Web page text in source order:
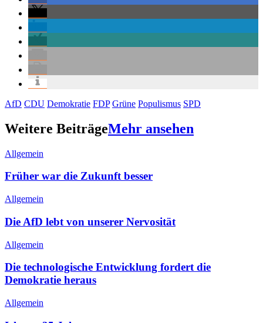
AfD CDU Demokratie FDP Grüne Populismus SPD
Weitere BeiträgeMehr ansehen
Allgemein
Früher war die Zukunft besser
Allgemein
Die AfD lebt von unserer Nervosität
Allgemein
Die technologische Entwicklung fordert die
Demokratie heraus
Allgemein